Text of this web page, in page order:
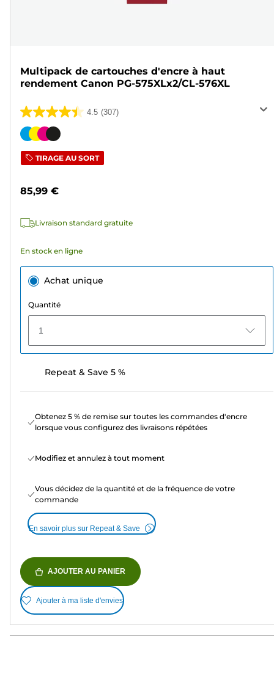
Multipack de cartouches d'encre à haut
rendement Canon PG-575XLx2/CL-576XL
4.5 (307)
4.5
sur
étoiles.
avis
Cartouche
TIRAGE AU SORT
85,99 €
Livraison standard gratuite
En stock en ligne
Achat unique
Quantité
1
Repeat & Save 5 %
Obtenez 5 % de remise sur toutes les commandes d'encre
lorsque vous configurez des livraisons répétées
Modifiez et annulez à tout moment
Vous décidez de la quantité et de la fréquence de votre
commande
En savoir plus sur Repeat & Save
AJOUTER AU PANIER
Ajouter à ma liste d'envies